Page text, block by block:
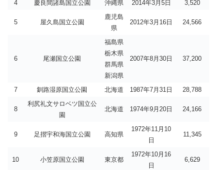
4 慶良間諸島国立公園 沖縄県 2014年3月5日 3,520
5 屋久島国立公園
鹿児島
県
2012年3月16日 24,566
6 尾瀬国立公園
福島県
栃木県
群馬県
新潟県
2007年8月30日 37,200
7 釧路湿原国立公園 北海道 1987年7月31日 28,788
8
利尻礼文サロベツ国立公
園
北海道 1974年9月20日 24,166
9 足摺宇和海国立公園 高知県
1972年11月10
日
11,345
10 小笠原国立公園 東京都
1972年10月16
日
6,629